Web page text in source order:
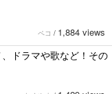
ペコ / 1,884 views
ドラマや歌など！その